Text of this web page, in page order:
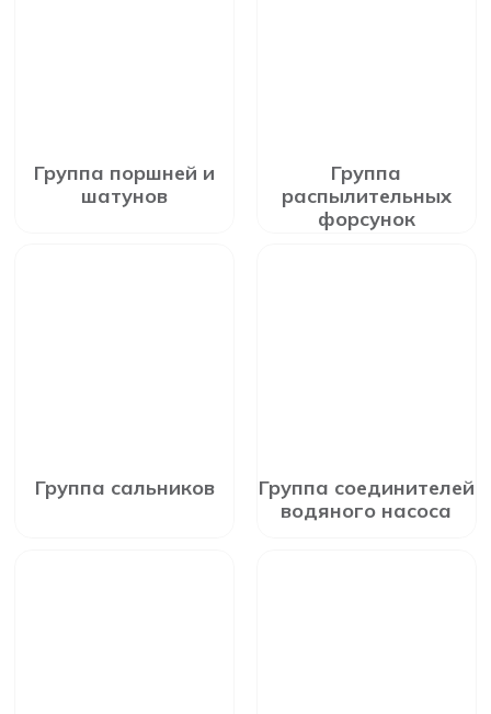
Группа поршней и
шатунов
Группа
распылительных
форсунок
Группа сальников
Группа соединителей
водяного насоса